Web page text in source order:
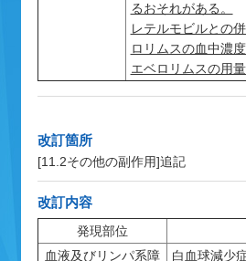
るおそれがある。
レテルモビルとの
ロリムスの血中濃
エベロリムスの用
改訂箇所
[11.2その他の副作用]追記
改訂内容
発現部位
血液及びリンパ系障
白血球減少